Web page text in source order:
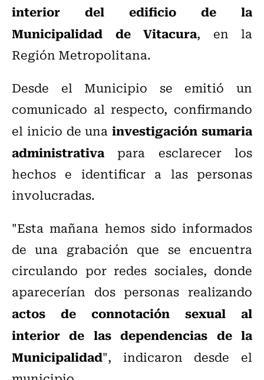
interior del edificio de la
Municipalidad de Vitacura, en la
Región Metropolitana.
Desde el Municipio se emitió un
comunicado al respecto, confirmando
el inicio de unainvestigación sumaria
administrativa para esclarecer los
hechos e identificar a las personas
involucradas.
"Esta mañana hemos sido informados
de una grabación que se encuentra
circulando por redes sociales, donde
aparecerían dos personas realizando
actos de connotación sexual al
interior de las dependencias de la
Municipalidad", indicaron desde el